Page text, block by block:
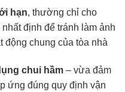
hạn, thường chỉ cho
định để tránh làm ảnh
động chung của tòa nhà
chui hầm – vừa đảm
ứng đúng quy định vận